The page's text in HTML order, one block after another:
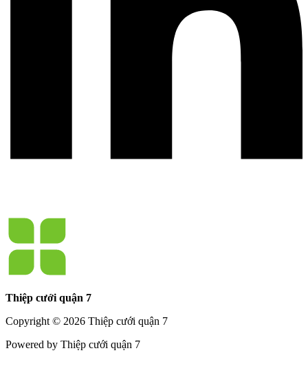
Thiệp cưới quận 7
Copyright © 2026 Thiệp cưới quận 7
Powered by Thiệp cưới quận 7